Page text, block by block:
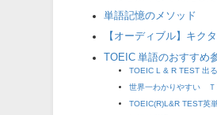
単語記憶のメソッド
【オーディブル】キク
TOEIC 単語のおすすめ
TOEIC L & R TEST 出
世界一わかりやすい Ｔ
TOEIC(R)L&R TEST英